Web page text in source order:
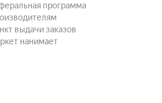
программа
выдачи заказов
нанимает